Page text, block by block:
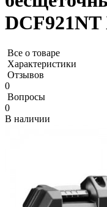
Все о товаре
Характеристики
Отзывов
0
Вопросы
0
В наличии